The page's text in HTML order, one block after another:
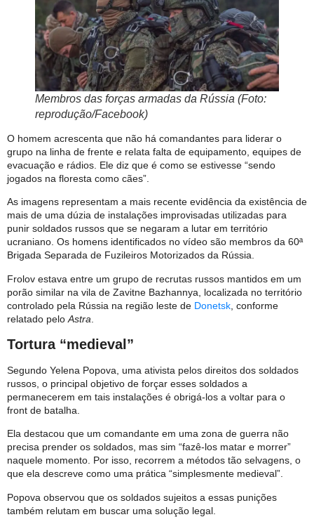
Membros das forças armadas da Rússia (Foto:
reprodução/Facebook)
O homem acrescenta que não há comandantes para liderar o
grupo na linha de frente e relata falta de equipamento, equipes de
evacuação e rádios. Ele diz que é como se estivesse “sendo
jogados na floresta como cães”.
As imagens representam a mais recente evidência da existência de
mais de uma dúzia de instalações improvisadas utilizadas para
punir soldados russos que se negaram a lutar em território
ucraniano. Os homens identificados no vídeo são membros da 60ª
Brigada Separada de Fuzileiros Motorizados da Rússia.
Frolov estava entre um grupo de recrutas russos mantidos em um
porão similar na vila de Zavitne Bazhannya, localizada no território
controlado pela Rússia na região leste de Donetsk , conforme
relatado pelo Astra
Tortura “medieval”
Segundo Yelena Popova, uma ativista pelos direitos dos soldados
russos, o principal objetivo de forçar esses soldados a
permanecerem em tais instalações é obrigá-los a voltar para o
front de batalha.
Ela destacou que um comandante em uma zona de guerra não
precisa prender os soldados, mas sim “fazê-los matar e morrer”
naquele momento. Por isso, recorrem a métodos tão selvagens, o
que ela descreve como uma prática “simplesmente medieval”.
Popova observou que os soldados sujeitos a essas punições
também relutam em buscar uma solução legal.